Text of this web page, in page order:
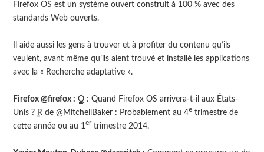
Firefox OS est un système ouvert construit à 100 % avec des
standards Web ouverts.
Il aide aussi les gens à trouver et à profiter du contenu qu’ils
veulent, avant même qu’ils aient trouvé et installé les applications
avec la « Recherche adaptative ».
Firefox @firefox : Q : Quand Firefox OS arrivera-t-il aux États-
Unis ? R de @MitchellBaker : Probablement au 4e trimestre de
cette année ou au 1er trimestre 2014.